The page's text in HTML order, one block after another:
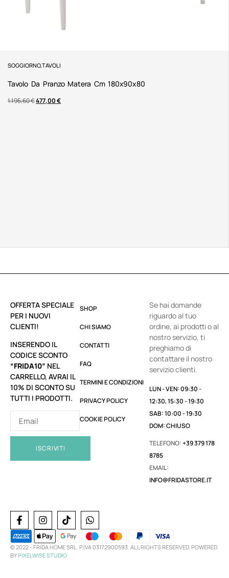
SOGGIORNO,TAVOLI
Tavolo Da Pranzo Matera Cm 180x90x80
1.195,60€477,00€
OFFERTA SPECIALE
PER I NUOVI
CLIENTI!
INSERENDO IL
CODICE SCONTO
“FRIDA10” NEL
CARRELLO, AVRAI IL
10% DI SCONTO SU
TUTTI I PRODOTTI.
ISCRIVITI
SHOP
CHI SIAMO
CONTATTI
FAQ
TERMINI E CONDIZIONI
PRIVACY POLICY
COOKIE POLICY
Se hai domande
riguardo al tuo
ordine, ai prodotti o al
nostro servizio, ti
preghiamo di
contattare il nostro
servizio clienti.
LUN - VEN: 09:30 -
12:30, 15:30 - 19:30
SAB: 10:00 - 19:30
DOM: CHIUSO
TELEFONO:+39 379 178
8785
EMAIL:
INFO@FRIDASTORE.IT
© 2022 - FRIDA HOME SRL. P.IVA 03172900593. ALL RIGHTS RESERVED. POWERED
BYPIXELWISE STUDIO